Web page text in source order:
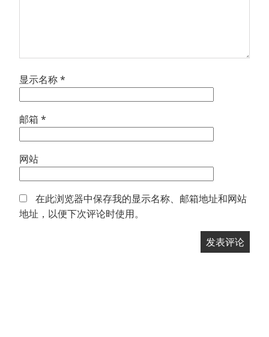
显示名称*
邮箱 *
网站
在此浏览器中保存我的显示名称、邮箱地址和网站
地址，以便下次评论时使用。